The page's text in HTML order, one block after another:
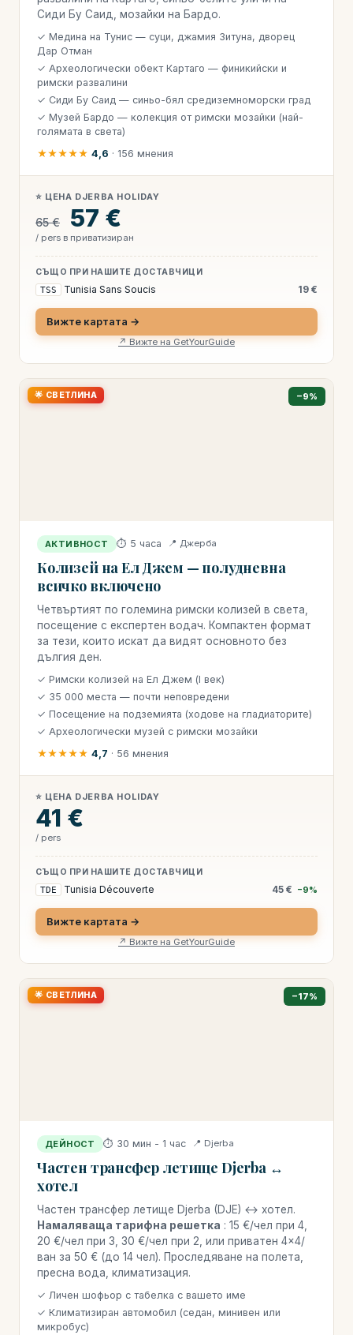
Сиди Бу Саид, мозайки на Бардо.
✓ Медина на Тунис — суци, джамия Зитуна, дворец
Дар Отман
✓ Археологически обект Картаго — финикийски и
римски развалини
✓ Сиди Бу Саид — синьо-бял средиземноморски град
✓ Музей Бардо — колекция от римски мозайки (най-
голямата в света)
★★★★★ 4,6 · 156 мнения
⭐ ЦЕНА DJERBA HOLIDAY
65 € 57 €
/ pers в приватизиран
СЪЩО ПРИ НАШИТЕ ДОСТАВЧИЦИ
TSS Tunisia Sans Soucis 19 €
Вижте картата →
↗ Вижте на GetYourGuide
🌟 СВЕТЛИНА −9%
АКТИВНОСТ ⏱ 5 часа 📍 Джерба
Колизей на Ел Джем — полудневна
всичко включено
Четвъртият по големина римски колизей в света,
посещение с експертен водач. Компактен формат
за тези, които искат да видят основното без
дългия ден.
✓ Римски колизей на Ел Джем (I век)
✓ 35 000 места — почти неповредени
✓ Посещение на подземията (ходове на гладиаторите)
✓ Археологически музей с римски мозайки
★★★★★ 4,7 · 56 мнения
⭐ ЦЕНА DJERBA HOLIDAY
41 €
/ pers
СЪЩО ПРИ НАШИТЕ ДОСТАВЧИЦИ
TDE Tunisia Découverte 45 € −9%
Вижте картата →
↗ Вижте на GetYourGuide
🌟 СВЕТЛИНА −17%
ДЕЙНОСТ ⏱ 30 мин - 1 час 📍 Djerba
Частен трансфер летище Djerba ↔
хотел
Частен трансфер летище Djerba (DJE) ↔ хотел.
Намаляваща тарифна решетка : 15 €/чел при 4,
20 €/чел при 3, 30 €/чел при 2, или приватен 4×4/
ван за 50 € (до 14 чел). Проследяване на полета,
пресна вода, климатизация.
✓ Личен шофьор с табелка с вашето име
✓ Климатизиран автомобил (седан, минивен или
микробус)